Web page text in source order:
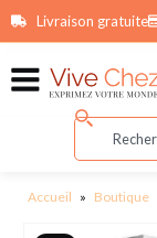
principalLivraison gratuite
Accueil » Boutique